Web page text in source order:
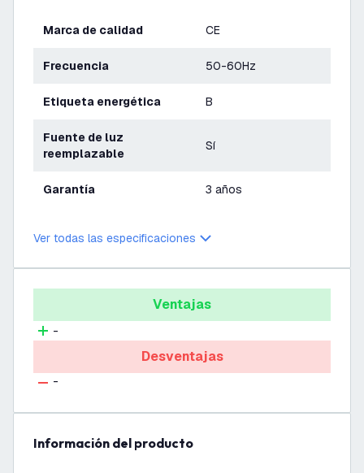
Marca de calidad CE
Frecuencia 50-60Hz
Etiqueta energética B
Fuente de luz
reemplazable
Sí
Garantía 3 años
Ver todas las especificaciones
Ventajas
-
Desventajas
-
información del producto